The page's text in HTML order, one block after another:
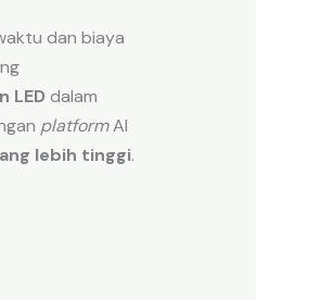
dan biaya
LED dalam
platformAI
lebih tinggi.